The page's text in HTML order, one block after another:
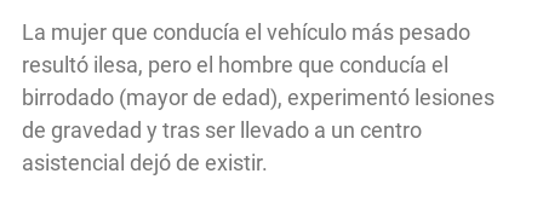
La mujer que conducía el vehículo más pesado
resultó ilesa, pero el hombre que conducía el
birrodado (mayor de edad), experimentó lesiones
de gravedad y tras ser llevado a un centro
asistencial dejó de existir.